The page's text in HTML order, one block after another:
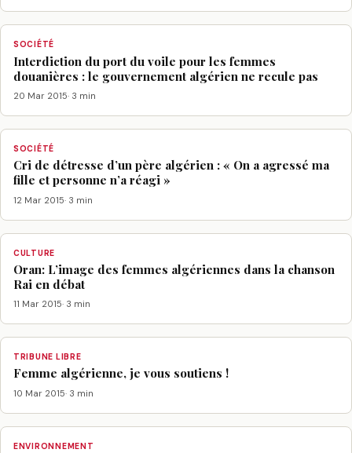
SOCIÉTÉ
Interdiction du port du voile pour les femmes
douanières : le gouvernement algérien ne recule pas
20 Mar 2015· 3 min
SOCIÉTÉ
Cri de détresse d’un père algérien : « On a agressé ma
fille et personne n’a réagi »
12 Mar 2015· 3 min
CULTURE
Oran: L’image des femmes algériennes dans la chanson
Rai en débat
11 Mar 2015· 3 min
TRIBUNE LIBRE
Femme algérienne, je vous soutiens !
10 Mar 2015· 3 min
ENVIRONNEMENT